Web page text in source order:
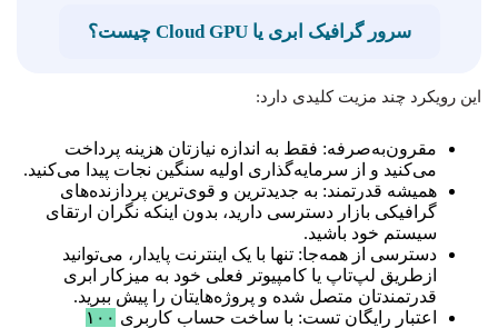
سرور گرافیک ابری یا Cloud GPU چیست؟
این رویکرد چند مزیت کلیدی دارد:
مقرون‌به‌صرفه: فقط به اندازه نیازتان هزینه پرداخت
می‌کنید و از سرمایه‌گذاری اولیه سنگین نجات پیدا می‌کنید.
همیشه قدرتمند: به جدیدترین و قوی‌ترین پردازنده‌های
گرافیکی بازار دسترسی دارید، بدون اینکه نگران ارتقای
سیستم خود باشید.
دسترسی از همه‌جا: تنها با یک اینترنت پایدار، می‌توانید
ازطریق لپ‌تاپ یا کامپیوتر فعلی خود به میزکار ابری
قدرتمندتان متصل شده و پروژه‌هایتان را پیش ببرید.
اعتبار رایگان تست: با ساخت حساب کاربری ۱۰۰